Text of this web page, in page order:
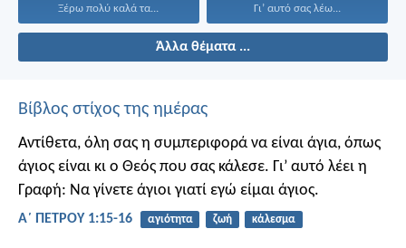
Ξέρω πολύ καλά τα... Γι’ αυτό σας λέω...
Άλλα θέματα ...
Βίβλος στίχος της ημέρας
Αντίθετα, όλη σας η συμπεριφορά να είναι άγια, όπως
άγιος είναι κι ο Θεός που σας κάλεσε. Γι’ αυτό λέει η
Γραφή: Να γίνετε άγιοι γιατί εγώ είμαι άγιος.
Α΄ ΠΕΤΡΟΥ 1:15-16 αγιότητα ζωή κάλεσμα